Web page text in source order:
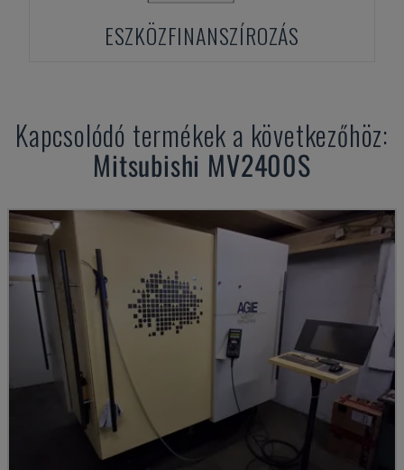
ESZKÖZFINANSZÍROZÁS
Kapcsolódó termékek a következőhöz:
Mitsubishi MV2400S